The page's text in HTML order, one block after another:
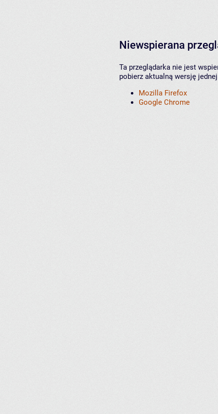
Niewspierana
Ta przeglądarka nie jest
pobierz aktualną wersję
Mozilla Firefox
Google Chrome